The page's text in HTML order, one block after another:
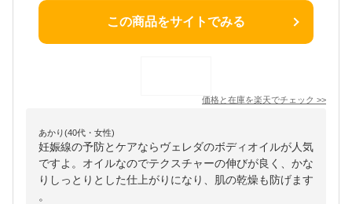
この商品をサイトでみる
価格と在庫を楽天でチェック >>
あかり(40代・女性)
妊娠線の予防とケアならヴェレダのボディオイルが人気
ですよ。オイルなのでテクスチャーの伸びが良く、かな
りしっとりとした仕上がりになり、肌の乾燥も防げます
。